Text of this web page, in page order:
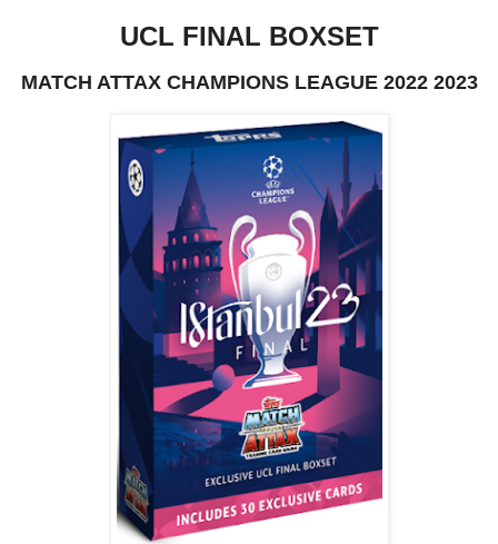
UCL FINAL BOXSET
MATCH ATTAX CHAMPIONS LEAGUE 2022 2023